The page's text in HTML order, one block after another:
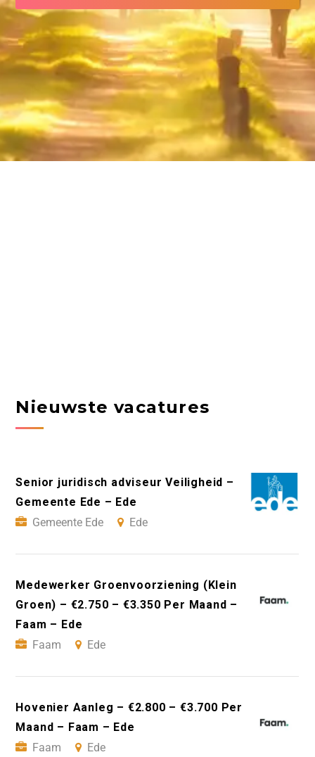
Nieuwste vacatures
Senior juridisch adviseur Veiligheid –
Gemeente Ede – Ede
Gemeente Ede
Ede
Medewerker Groenvoorziening (Klein
Groen) – €2.750 – €3.350 Per Maand –
Faam – Ede
Faam
Ede
Hovenier Aanleg – €2.800 – €3.700 Per
Maand – Faam – Ede
Faam
Ede